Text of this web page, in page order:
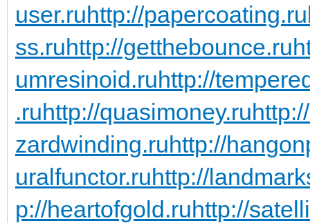
user.ruhttp://papercoating.ru
ss.ruhttp://getthebounce.ru
umresinoid.ruhttp://
.ruhttp://quasimoney.ru
zardwinding.ruhttp://
uralfunctor.ruhttp://
p://heartofgold.ruhttp://